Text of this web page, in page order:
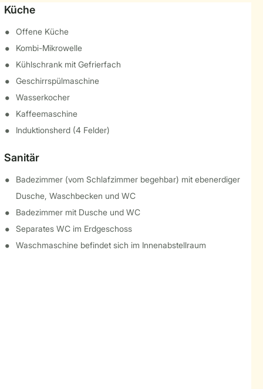
Küche
Offene Küche
Kombi-Mikrowelle
Kühlschrank mit Gefrierfach
Geschirrspülmaschine
Wasserkocher
Kaffeemaschine
Induktionsherd (4 Felder)
Sanitär
Badezimmer (vom Schlafzimmer begehbar) mit ebenerdiger
Dusche, Waschbecken und WC
Badezimmer mit Dusche und WC
Separates WC im Erdgeschoss
Waschmaschine befindet sich im Innenabstellraum